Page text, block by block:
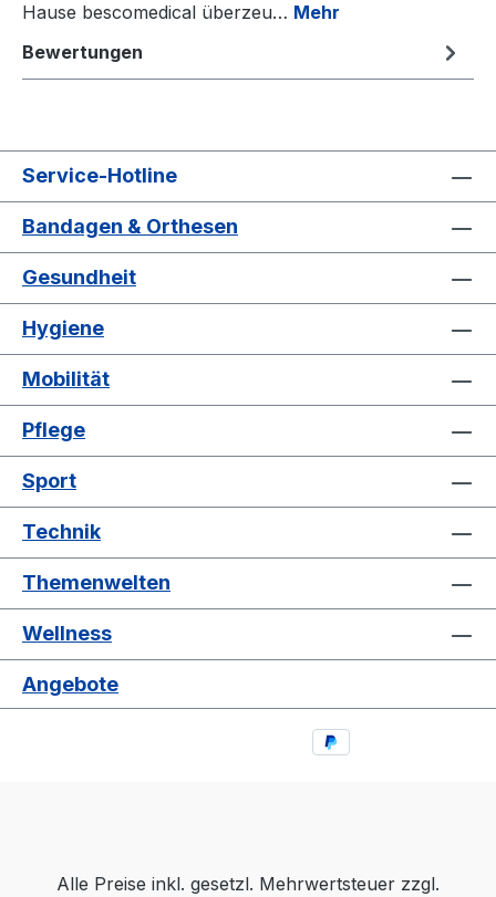
Hause bescomedical überzeu… Mehr
Bewertungen
Service-Hotline
Bandagen & Orthesen
Gesundheit
Hygiene
Mobilität
Pflege
Sport
Technik
Themenwelten
Wellness
Angebote
Alle Preise inkl. gesetzl. Mehrwertsteuer zzgl.